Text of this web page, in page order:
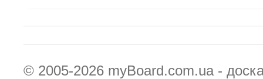
© 2005-2026 myBoard.com.ua -